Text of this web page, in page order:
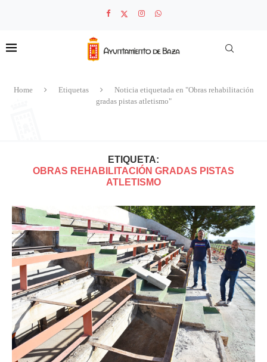
Home Etiquetas
Noticia etiquetada en "Obras rehabilitación
gradas pistas atletismo"
ETIQUETA:
OBRAS REHABILITACIÓN GRADAS PISTAS
ATLETISMO